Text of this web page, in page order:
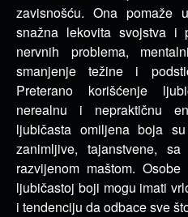
zavisnošću. Ona pomaže
snažna lekovita svojstva i
nervnih problema,
smanjenje težine i
Preterano korišćenje
nerealnu i nepraktičnu
ljubičasta omiljena boja
zanimljive, tajanstvene,
razvijenom maštom.
ljubičastoj boji mogu imati
i tendenciju da odbace sve